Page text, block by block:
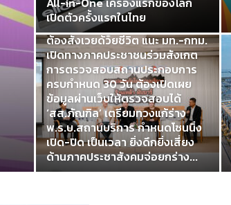
เปิดตัวครั้งแรกในไทย
ใหม่ให้ทันโลกปัจจุบัน ปิดช่องเรียก
รับส่วย สุดท้ายไร้มาตรฐาน ไม่พ้น
ต้องสังเวยด้วยชีวิต แนะ มท.-กทม.
เปิดทางภาคประชาชนร่วมสังเกต
การตรวจสอบสถานประกอบการ
ครบกำหนด 30 วัน ต้องเปิดเผย
ข้อมูลผ่านเว็บให้ตรวจสอบได้
‘สส.ภัณฑิล’ เตรียมทวงแก้ร่าง
พ.ร.บ.สถานบริการ กำหนดโซนนิ่ง
เปิด-ปิด เป็นเวลา ยิ่งดึกยิ่งเสี่ยง
ด้านภาคประชาสังคมจ่อยกร่าง...